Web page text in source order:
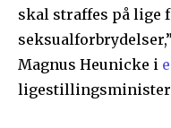
skal straffes på lige
Magnus Heunicke i